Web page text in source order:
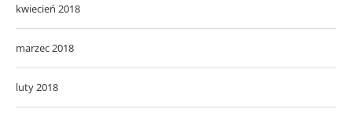
kwiecień 2018
marzec 2018
luty 2018